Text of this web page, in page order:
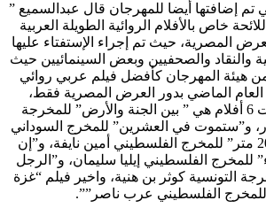
إضافتها أيضا للمهرجان قال عبدالسميع ”
خاص بالأفلام الروائية الطويلة العربية
المصرية، حيث تم إجراء الإستفتاء عليها
والنقاد والصحفيين وبعض السينمائيين حيث
هيئة المهرجان كأفضل فيلم عربي روائي
الماضي بدور العرض المصرية فقط،
وتنافس في التصويت 6 أفلام هي ” بين الجنة والأرض” للمخرجة
و”ستموت في العشرين” للمخرج السوداني
أمجد أبو العلاء، و”200 متر” للمخرج الفلسطيني أمين نايفة، و”إن
الفلسطيني إيليا سليمان، و”الرجل
التونسية كوثر بن هنية، واخير فيلم “غزة
للمخرج الفلسطيني عرب ناصر””.